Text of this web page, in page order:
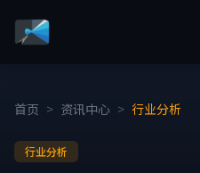
首页 > 资讯中心 > 行业分析
行业分析